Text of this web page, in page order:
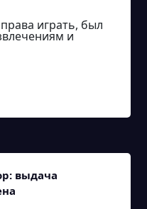
играть, был
и
выдача